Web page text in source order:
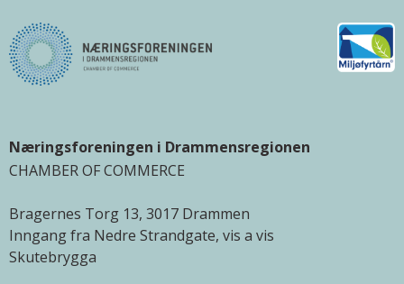
Næringsforeningen i Drammensregionen
CHAMBER OF COMMERCE
Bragernes Torg 13, 3017 Drammen
Inngang fra Nedre Strandgate, vis a vis
Skutebrygga